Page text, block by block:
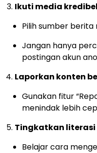
Ikuti media kredibel
Pilih sumber berita
Jangan hanya
postingan akun
Laporkan konten
Gunakan fitur
menindak lebih
Tingkatkan
Belajar cara